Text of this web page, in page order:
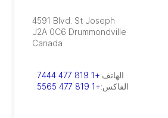
4591 Blvd. St Joseph
J2A 0C6 Drummondville
Canada
الهاتف:+1 819 477 7444
الفاكس:+1 819 477 5565